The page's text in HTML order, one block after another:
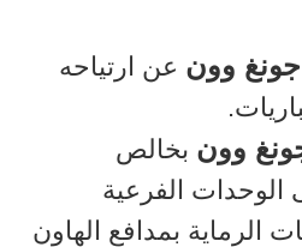
وون عن ارتياحه
وون بخالص
الوحدات الفرعية
الرماية بمدافع الهاون